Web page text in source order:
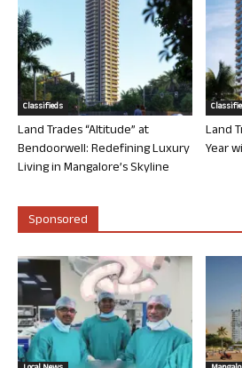
Classifieds
Land Trades “Altitude” at
Bendoorwell: Redefining Luxury
Living in Mangalore’s Skyline
Land
Year
Sponsored